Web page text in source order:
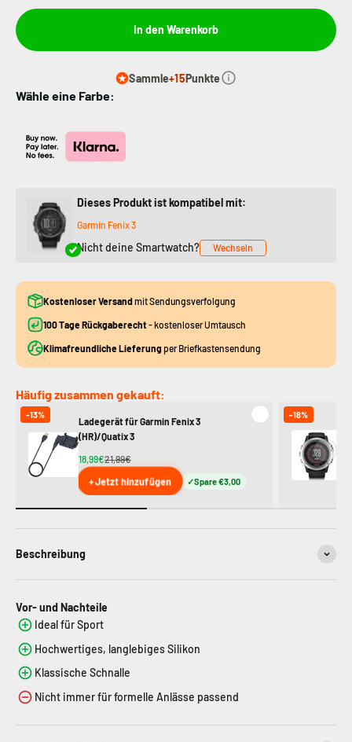
In den Warenkorb
Sammle+15Punkte
Wähle eine Farbe:
Dieses Produkt ist kompatibel mit:
Garmin Fenix 3
Nicht deine Smartwatch? Wechseln
Kostenloser Versandmit Sendungsverfolgung
100 Tage Rückgaberecht- kostenloser Umtausch
Klimafreundliche Lieferung per Briefkastensendung
Häufig zusammen gekauft:
-13%
Ladegerät für Garmin Fenix 3
(HR)/Quatix 3
18,99€21,99€
+ Jetzt hinzufügen Spare €3,00
-18%
Beschreibung
Vor- und Nachteile
Ideal für Sport
Hochwertiges, langlebiges Silikon
Klassische Schnalle
Nicht immer für formelle Anlässe passend